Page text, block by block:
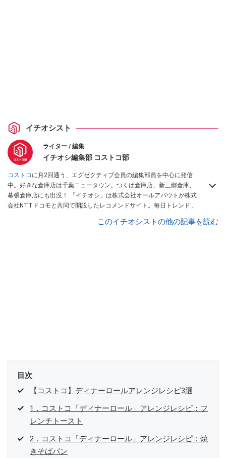
イチオシスト
ライター / 編集
イチオシ編集部 コストコ部
コストコ に月2回通う、エグゼクティブ会員の編集部員を中心に発信
中。好きな倉庫店は千葉ニュータウン。つくば倉庫店、新三郷倉庫、
幕張倉庫店にも出没！ 「イチオシ」は株式会社オールアバウトが株式
会社NTTドコモと共同で開設したレコメンドサイト。毎日トレンド情
このイチオシストの他の記事を読む
目次
【コストコ】ディナーロールアレンジレシピ3選
1．コストコ「ディナーロール」アレンジレシピ：フ
レンチトースト
2．コストコ「ディナーロール」アレンジレシピ：焼
きそばパン